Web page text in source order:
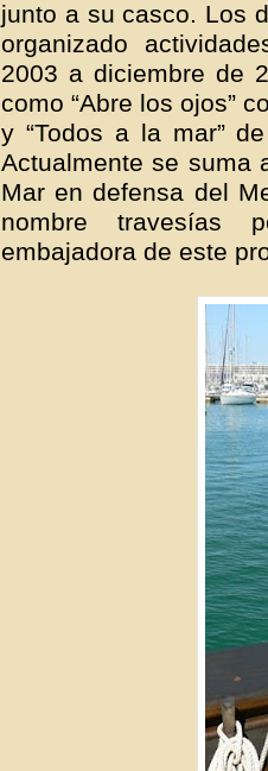
junto a su casco. Los
organizado
2003 a diciembre de
como “Abre los ojos”
y “Todos a la mar”
Actualmente se suma
Mar en defensa del
nombre travesías
embajadora de este